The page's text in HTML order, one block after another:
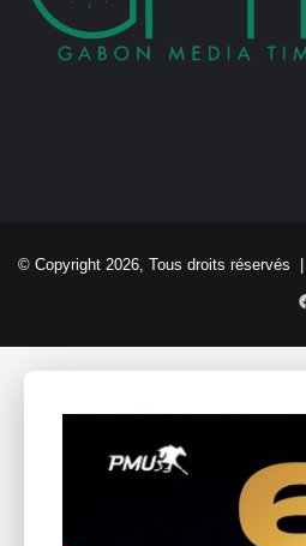
© Copyright 2026, Tous droits réservés |